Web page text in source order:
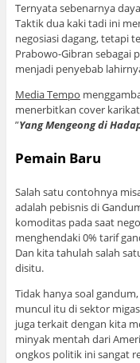
Ternyata sebenarnya
Taktik dua kaki tadi ini
negosiasi dagang, tetapi
Prabowo-Gibran sebagai
menjadi penyebab
Media Tempo
menerbitkan cover
”Yang Mengeong di
Pemain Baru
Salah satu contohnya
adalah pebisnis di
komoditas pada saat
menghendaki 0% tarif
Dan kita tahulah salah
disitu.
Tidak hanya soal
muncul itu di sektor
juga terkait dengan kita
minyak mentah dari
ongkos politik ini sangat